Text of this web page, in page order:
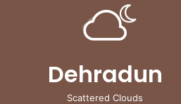
Dehradun
Scattered Clouds